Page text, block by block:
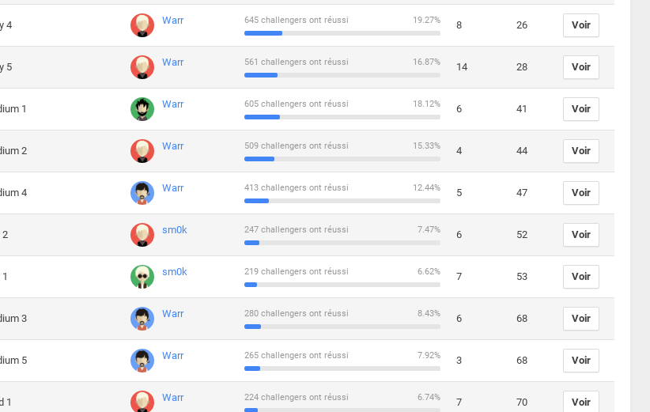
4 Warr 19.27%
645 challengers ont réussi 8 26 Voir
5 Warr 16.87%
561 challengers ont réussi 14 28 Voir
1 Warr 18.12%
605 challengers ont réussi 6 41 Voir
2 Warr 15.33%
509 challengers ont réussi 4 44 Voir
4 Warr 12.44%
413 challengers ont réussi 5 47 Voir
2 sm0k 7.47%
247 challengers ont réussi 6 52 Voir
sm0k 6.62%
219 challengers ont réussi 7 53 Voir
3 Warr 8.43%
280 challengers ont réussi 6 68 Voir
5 Warr 7.92%
265 challengers ont réussi 3 68 Voir
1 Warr 6.74%
224 challengers ont réussi 7 70 Voir